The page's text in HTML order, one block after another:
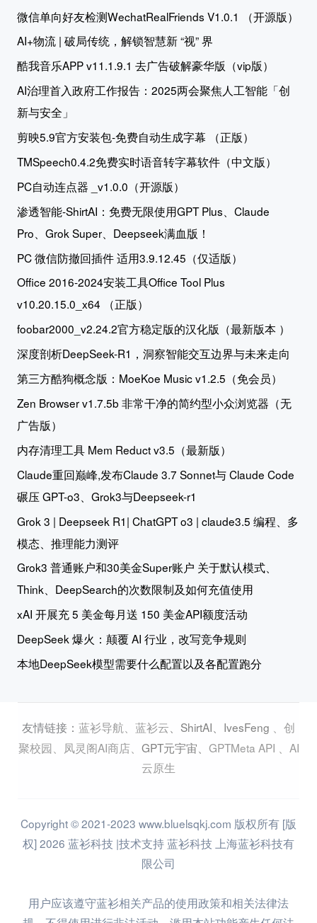
微信单向好友检测WechatRealFriends V1.0.1 （开源版）
AI+物流 | 破局传统，解锁智慧新 “视” 界
酷我音乐APP v11.1.9.1 去广告破解豪华版（vip版）
AI治理首入政府工作报告：2025两会聚焦人工智能「创
新与安全」
剪映5.9官方安装包-免费自动生成字幕 （正版）
TMSpeech0.4.2免费实时语音转字幕软件（中文版）
PC自动连点器 _v1.0.0（开源版）
渗透智能-ShirtAI：免费无限使用GPT Plus、Claude
Pro、Grok Super、Deepseek满血版！
PC 微信防撤回插件 适用3.9.12.45（仅适版）
Office 2016-2024安装工具Office Tool Plus
v10.20.15.0_x64 （正版）
foobar2000_v2.24.2官方稳定版的汉化版（最新版本 ）
深度剖析DeepSeek-R1，洞察智能交互边界与未来走向
第三方酷狗概念版：MoeKoe Music v1.2.5（免会员）
Zen Browser v1.7.5b 非常干净的简约型小众浏览器（无
广告版）
内存清理工具 Mem Reduct v3.5（最新版）
Claude重回巅峰,发布Claude 3.7 Sonnet与 Claude Code
碾压 GPT-o3、Grok3与Deepseek-r1
Grok 3 | Deepseek R1| ChatGPT o3 | claude3.5 编程、多
模态、推理能力测评
Grok3 普通账户和30美金Super账户 关于默认模式、
Think、DeepSearch的次数限制及如何充值使用
xAI 开展充 5 美金每月送 150 美金API额度活动
DeepSeek 爆火：颠覆 AI 行业，改写竞争规则
本地DeepSeek模型需要什么配置以及各配置跑分
友情链接： 蓝衫导航 蓝衫云 ShirtAI IvesFeng
创
聚校园
凤灵阁AI商店、 GPT元宇宙 GPTMeta API
AI
云原生
Copyright © 2021-2023 www.bluelsqkj.com 版权所有 [版
权] 2026 蓝衫科技 |技术支持 蓝衫科技 上海蓝衫科技有
限公司
用户应该遵守蓝衫相关产品的使用政策和相关法律法